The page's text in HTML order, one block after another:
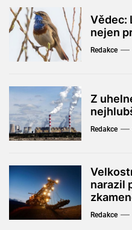
Vědec:
nejen
Redakce
Z
Redakce
narazil
Redakce